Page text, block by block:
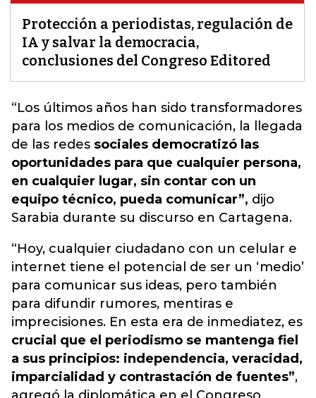
Protección a periodistas, regulación de
IA y salvar la democracia,
conclusiones del Congreso Editored
“Los últimos años han sido transformadores
para los medios de comunicación, la llegada
de las redes sociales democratizó las
oportunidades para que cualquier persona,
en cualquier lugar, sin contar con un
equipo técnico, pueda comunicar”, dijo
Sarabia durante su discurso en Cartagena.
“Hoy, cualquier ciudadano con un celular e
internet tiene el potencial de ser un ‘medio’
para comunicar sus ideas, pero también
para difundir rumores, mentiras e
imprecisiones. En esta era de inmediatez, es
crucial que el periodismo se mantenga fiel
a sus principios: independencia, veracidad,
imparcialidad y contrastación de fuentes”,